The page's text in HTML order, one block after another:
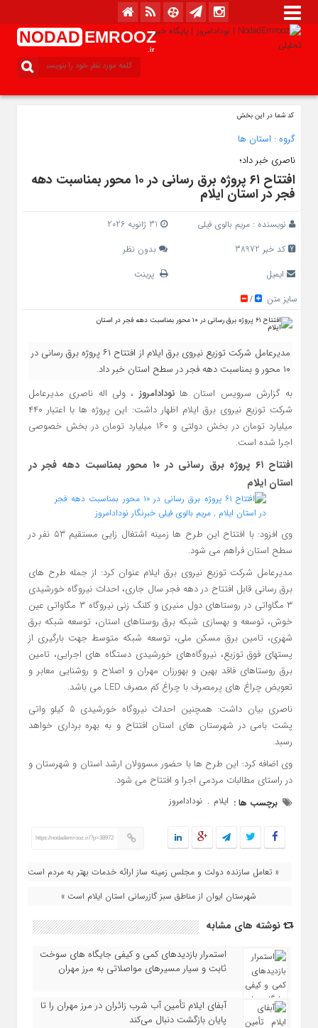
NODAD EMROOZ
.ir
کد شما در این بخش
گروه : استان ها
ناصری خبر داد؛
افتتاح ۶۱ پروژه برق رسانی در ۱۰ محور بمناسبت دهه
فجر در استان ایلام
نویسنده : مریم بالوی فیلی
کد خبر 38972
بدون نظر
ایمیل
پرینت
سایز متن
/
مدیرعامل شرکت توزیع نیروی برق ایلام از افتتاح ۶۱ پروژه برق رسانی در
۱۰ محور و بمناسبت دهه فجر در سطح استان خبر داد.
به گزارش سرویس استان هانودادامروز، ولی اله ناصری مدیرعامل
شرکت توزیع نیروی برق ایلام اظهار داشت: این پروژه ها با اعتبار ۴۴۰
میلیارد تومان در بخش دولتی و ۱۶۰ میلیارد تومان در بخش خصوصی
اجرا شده است.
افتتاح ۶۱ پروژه برق رسانی در ۱۰ محور بمناسبت دهه فجر در
استان ایلام
وی افزود: با افتتاح این طرح ها زمینه اشتغال زایی مستقیم ۵۳ نفر در
سطح استان فراهم می شود.
مدیرعامل شرکت توزیع نیروی برق ایلام عنوان کرد: از جمله طرح های
برق رسانی قابل افتتاح در دهه فجر سال جاری، احداث نیروگاه خورشیدی
۳ مگاواتی در روستاهای دول منیری و کلنگ زنی نیروگاه ۳ مگاواتی عین
خوش، توسعه و بهسازی شبکه برق روستاهای استان، توسعه شبکه برق
شهری، تامین برق مسکن ملی، توسعه شبکه متوسط جهت بارگیری از
پستهای فوق توزیع، نیروگاه‌های خورشیدی دستگاه های اجرایی، تامین
برق روستاهای فاقد بهین و بهورزان مهران و اصلاح و روشنایی معابر و
تعویض چراغ های پرمصرف با چراغ کم مصرف LED می باشد.
ناصری بیان داشت: همچنین احداث نیروگاه خورشیدی ۵ کیلو واتی
پشت بامی در شهرستان های استان افتتاح و به بهره برداری خواهد
رسبد.
وی اضافه کرد: این طرح ها با حضور مسوولان ارشد استان و شهرستان و
در راستای مطالبات مردمی اجرا و افتتاح می شود.
برچسب ها : ایلام , نودادامروز
https://nodademrooz.ir/?p=38972
« تعامل سازنده دولت و مجلس زمینه ساز ارائه خدمات‌ بهتر به مردم است
شهرستان ایوان از مناطق سبز گازرسانی استان ایلام است »
نوشته های مشابه
استمرار بازدیدهای کمی و کیفی جایگاه‌ های سوخت
ثابت و سیار مسیرهای مواصلاتی به مرز مهران
آبفای ایلام تأمین آب شرب زائران در مرز مهران را تا
پایان بازگشت دنبال می‌کند